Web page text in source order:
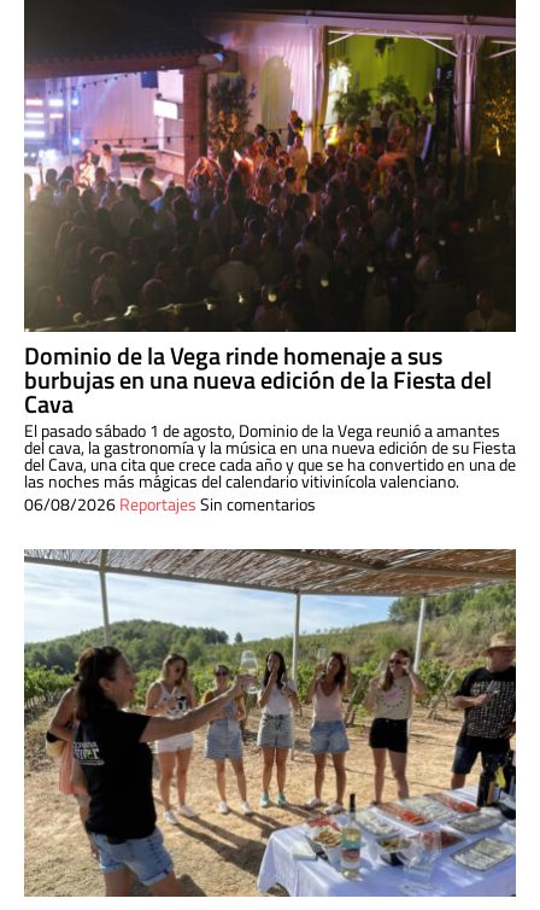
Dominio de la Vega rinde homenaje a sus
burbujas en una nueva edición de la Fiesta del
Cava
El pasado sábado 1 de agosto, Dominio de la Vega reunió a amantes
del cava, la gastronomía y la música en una nueva edición de su Fiesta
del Cava, una cita que crece cada año y que se ha convertido en una de
las noches más mágicas del calendario vitivinícola valenciano.
06/08/2026ReportajesSin comentarios